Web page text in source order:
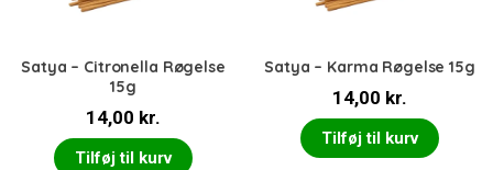
Satya – Citronella Røgelse
15g
14,00 kr.
Tilføj til kurv
Satya – Karma Røgelse 15g
14,00 kr.
Tilføj til kurv